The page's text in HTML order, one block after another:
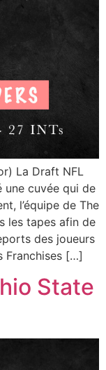
La Draft NFL
cuvée qui de
l’équipe de The
les tapes afin de
des joueurs
Franchises […]
State